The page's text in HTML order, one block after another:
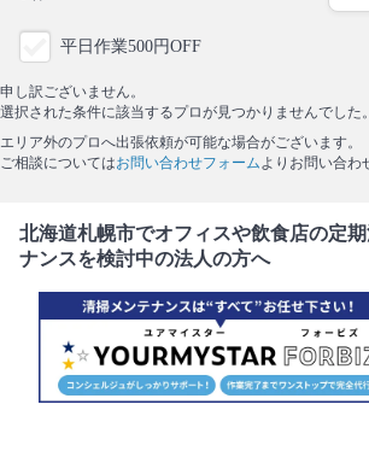
平日作業500円OFF
申し訳ございません。
選択された条件に該当するプロが見つかりませんでした。
エリア外のプロへ出張依頼が可能な場合がございます。
ご相談についてはお問い合わせフォーム よりお問い合わ
北海道札幌市でオフィスや飲食店の定
ナンスを検討中の法人の方へ